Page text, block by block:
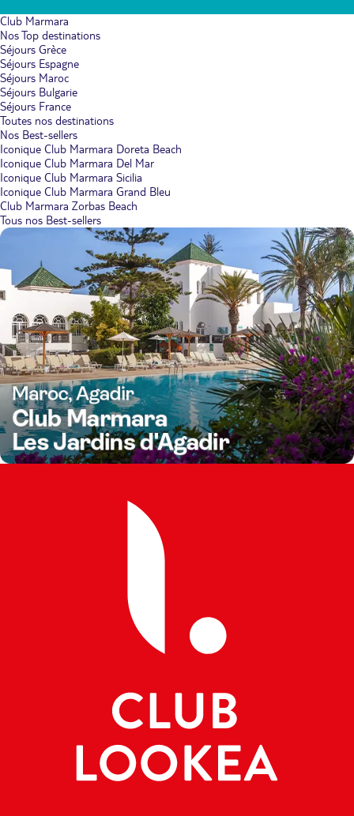
Club Marmara
Nos Top destinations
Séjours Grèce
Séjours Espagne
Séjours Maroc
Séjours Bulgarie
Séjours France
Toutes nos destinations
Nos Best-sellers
Iconique Club Marmara Doreta Beach
Iconique Club Marmara Del Mar
Iconique Club Marmara Sicilia
Iconique Club Marmara Grand Bleu
Club Marmara Zorbas Beach
Tous nos Best-sellers